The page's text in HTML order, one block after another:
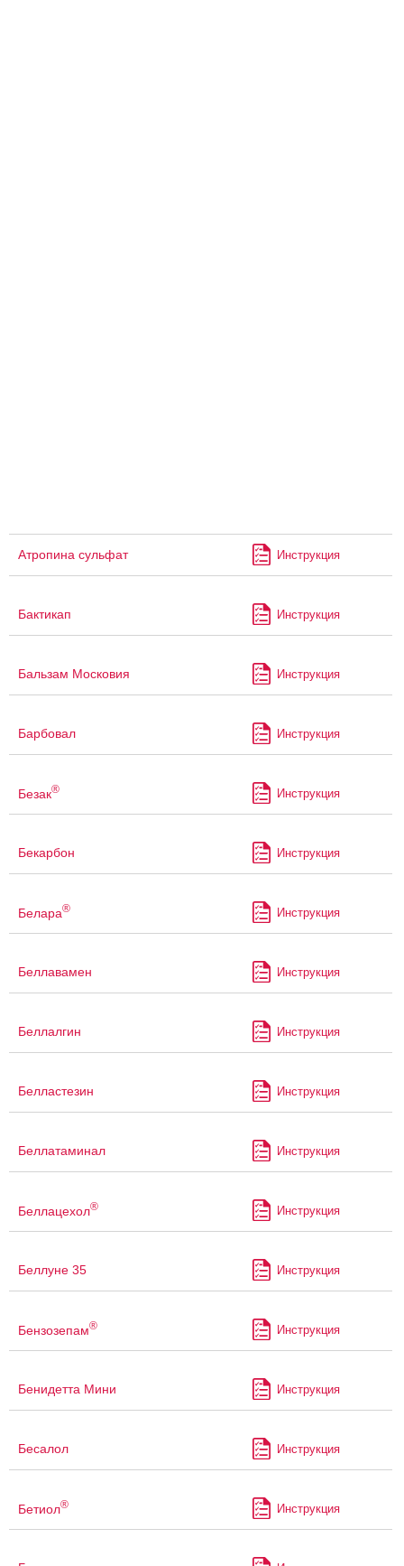
Атропина сульфат Инструкция
Бактикап Инструкция
Бальзам Московия Инструкция
Барбовал Инструкция
Безак® Инструкция
Бекарбон Инструкция
Белара® Инструкция
Беллавамен Инструкция
Беллалгин Инструкция
Белластезин Инструкция
Беллатаминал Инструкция
Беллацехол® Инструкция
Беллуне 35 Инструкция
Бензозепам® Инструкция
Бенидетта Мини Инструкция
Бесалол Инструкция
Бетиол® Инструкция